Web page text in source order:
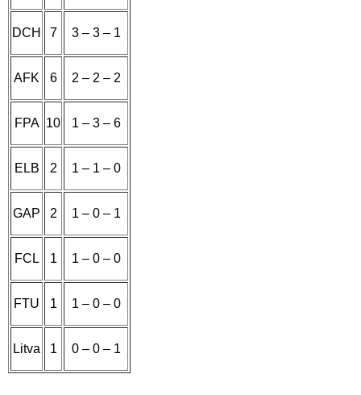
DCH 7 3 – 3 – 1
AFK 6 2 – 2 – 2
FPA 10 1 – 3 – 6
ELB 2 1 – 1 – 0
GAP 2 1 – 0 – 1
FCL 1 1 – 0 – 0
FTU 1 1 – 0 – 0
Litva 1 0 – 0 – 1